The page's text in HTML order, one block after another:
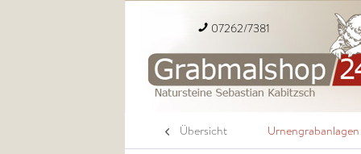
07262/7381
Übersicht Urnengrabanlagen